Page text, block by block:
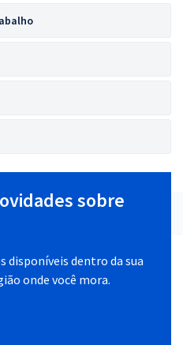
sobre
disponíveis dentro da sua
onde você mora.